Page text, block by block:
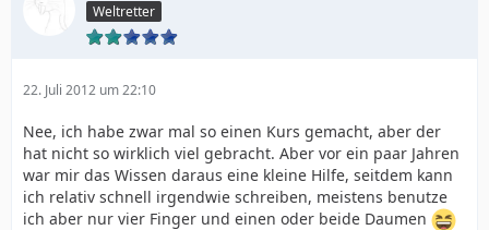
Weltretter
22. Juli 2012 um 22:10
Nee, ich habe zwar mal so einen Kurs gemacht, aber der
hat nicht so wirklich viel gebracht. Aber vor ein paar Jahren
war mir das Wissen daraus eine kleine Hilfe, seitdem kann
ich relativ schnell irgendwie schreiben, meistens benutze
ich aber nur vier Finger und einen oder beide Daumen